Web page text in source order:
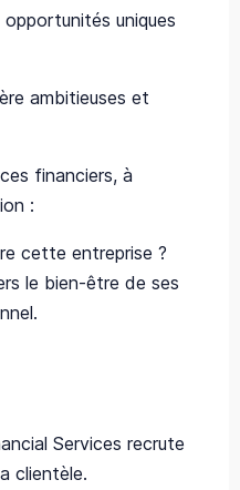
uniques
ambitieuses et
financiers, à
:
cette entreprise ?
le bien-être de ses
Services recrute
clientèle.